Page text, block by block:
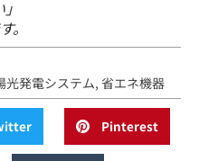
。
光発電システム, 省エネ機器
Pinterest